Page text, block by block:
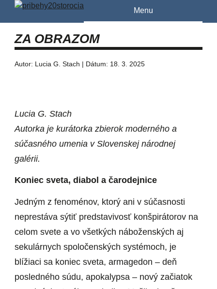
Menu
ZA OBRAZOM
Autor: Lucia G. Stach | Dátum: 18. 3. 2025
Lucia G. Stach
Autorka je kurátorka zbierok moderného a
súčasného umenia v Slovenskej národnej
galérii.
Koniec sveta, diabol a čarodejnice
Jedným z fenoménov, ktorý ani v súčasnosti
neprestáva sýtiť predstavivosť konšpirátorov na
celom svete a vo všetkých náboženských aj
sekulárnych spoločenských systémoch, je
blížiaci sa koniec sveta, armagedon – deň
posledného súdu, apokalypsa – nový začiatok